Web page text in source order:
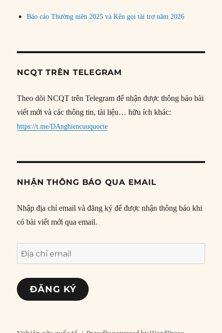
Báo cáo Thường niên 2025 và Kêu gọi tài trợ năm 2026
NCQT TRÊN TELEGRAM
Theo dõi NCQT trên Telegram để nhận được thông báo bài
viết mới và các thông tin, tài liệu… hữu ích khác:
https://t.me/DAnghiencuuquocte
NHẬN THÔNG BÁO QUA EMAIL
Nhập địa chỉ email và đăng ký để được nhận thông báo khi
có bài viết mới qua email.
Địa
chỉ
email
ĐĂNG KÝ